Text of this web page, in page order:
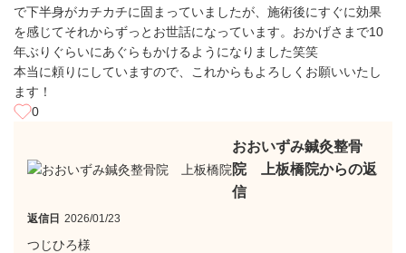
で下半身がカチカチに固まっていましたが、施術後にすぐに効果
を感じてそれからずっとお世話になっています。おかげさまで10
年ぶりぐらいにあぐらもかけるようになりました笑笑
本当に頼りにしていますので、これからもよろしくお願いいたし
ます！
0
おおいずみ鍼灸整骨
院 上板橋院からの返
信
返信日 2026/01/23
つじひろ様